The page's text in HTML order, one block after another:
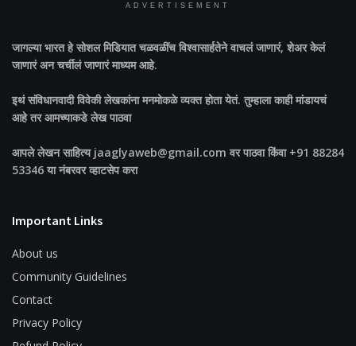
ADVERTISEMENT
जागल्या भारतहे सोशल मिडियात चळवळींच विश्वासार्हतेने वाचलं जाणारं, शेअर केलं
जाणारं अन चर्चीलं जाणारं माध्यम आहे.
इथं संविधानवादी विवेकी लेखकांना मनमोकळे व्यक्त होता येतं. तुम्हाला काही मांडायचं
आहे तर आमच्याकडे लेख पाठवा
आपले लेखन साहित्य jaaglyaweb@gmail.com वर पाठवा किंवा +91 88284
53346 या नंबरवर व्हाटसेप करा
Important Links
About us
Community Guidelines
Contact
Privacy Policy